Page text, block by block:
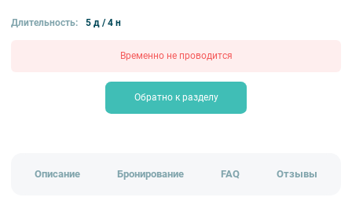
Длительность: 5 д / 4 н
Временно не проводится
Обратно к разделу
Описание Бронирование FAQ Отзывы